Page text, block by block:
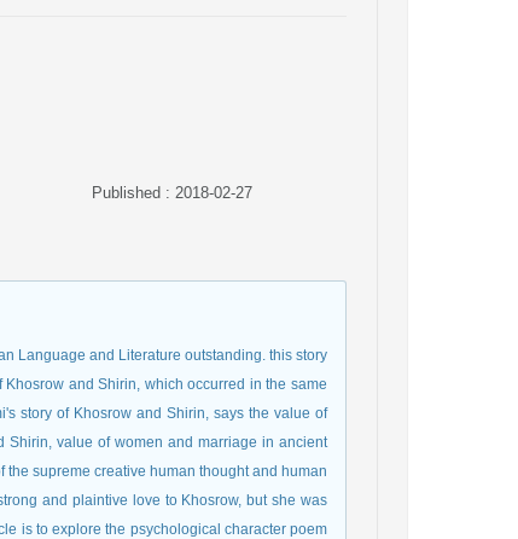
Published : 2018-02-27
Language and Literature outstanding. this story
and Shirin, which occurred in the same
story of Khosrow and Shirin, says the value of
Shirin, value of women and marriage in ancient
the supreme creative human thought and human
and plaintive love to Khosrow, but she was
is to explore the psychological character poem